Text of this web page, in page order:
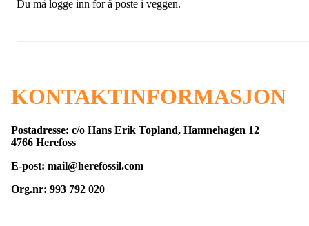
Du må logge inn for å poste i veggen.
KONTAKTINFORMASJON
Postadresse: c/o Hans Erik Topland, Hamnehagen 12
4766 Herefoss
E-post: mail@herefossil.com
Org.nr: 993 792 020